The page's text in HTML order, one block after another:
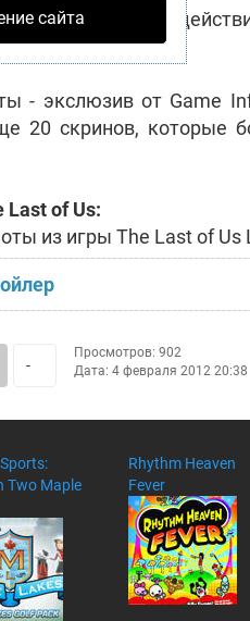
сайта
видно, что часть
- экслюзив от Game
20 скринов, которые
of Us:
-
Просмотров: 902
Дата: 4 февраля 2012 20:38
Two Maple
Rhythm Heaven
Fever